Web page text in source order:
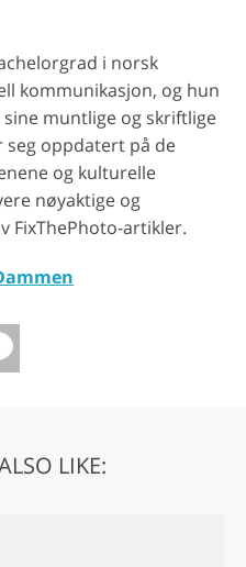
i norsk
kommunikasjon, og hun
muntlige og skriftlige
oppdatert på de
og kulturelle
nøyaktige og
FixThePhoto-artikler.
LIKE: